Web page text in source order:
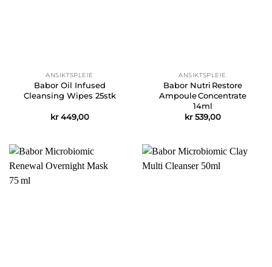
ANSIKTSPLEIE
Babor Oil Infused
Cleansing Wipes 25stk
kr449,00
ANSIKTSPLEIE
Babor Nutri Restore
Ampoule Concentrate
14ml
kr539,00